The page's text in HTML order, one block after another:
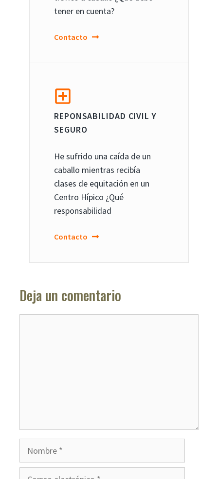
tener en cuenta?
Contacto
REPONSABILIDAD CIVIL Y
SEGURO
He sufrido una caída de un
caballo mientras recibía
clases de equitación en un
Centro Hípico ¿Qué
responsabilidad
Contacto
Deja un comentario
Nombre